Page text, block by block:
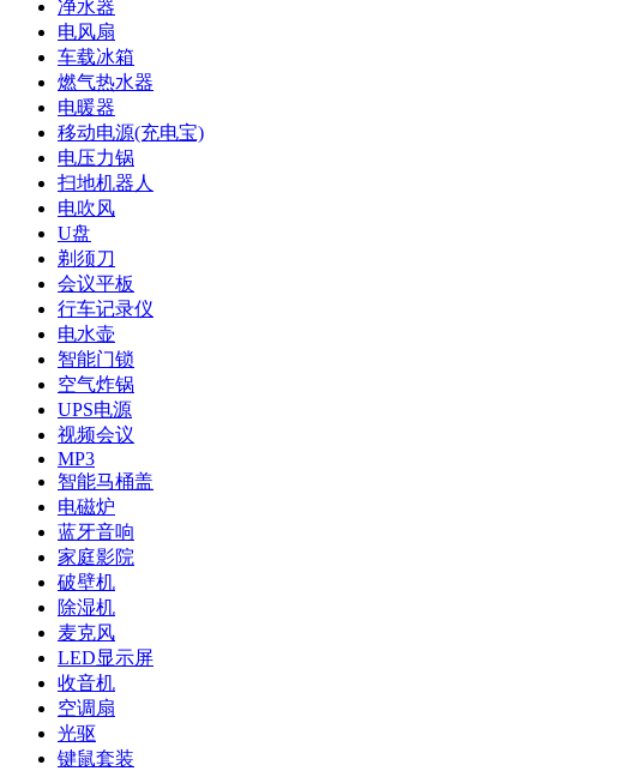
净水器
电风扇
车载冰箱
燃气热水器
电暖器
移动电源(充电宝)
电压力锅
扫地机器人
电吹风
U盘
剃须刀
会议平板
行车记录仪
电水壶
智能门锁
空气炸锅
UPS电源
视频会议
MP3
智能马桶盖
电磁炉
蓝牙音响
家庭影院
破壁机
除湿机
麦克风
LED显示屏
收音机
空调扇
光驱
键鼠套装